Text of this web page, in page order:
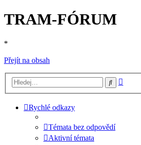
TRAM-FÓRUM
*
Přejít na obsah
Hledat
Rychlé odkazy
Témata bez odpovědí
Aktivní témata